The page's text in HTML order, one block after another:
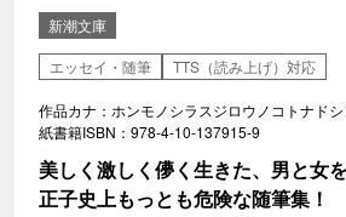
新潮文庫
エッセイ・随筆
TTS（読み上げ）対応
作品カナ：ホンモノシラスジロウノコトナド
紙書籍ISBN：978-4-10-137915-9
美しく激しく儚く生きた、男と女
正子史上もっとも危険な随筆集！